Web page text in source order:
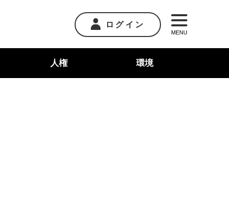
ログイン
MENU
人権 環境